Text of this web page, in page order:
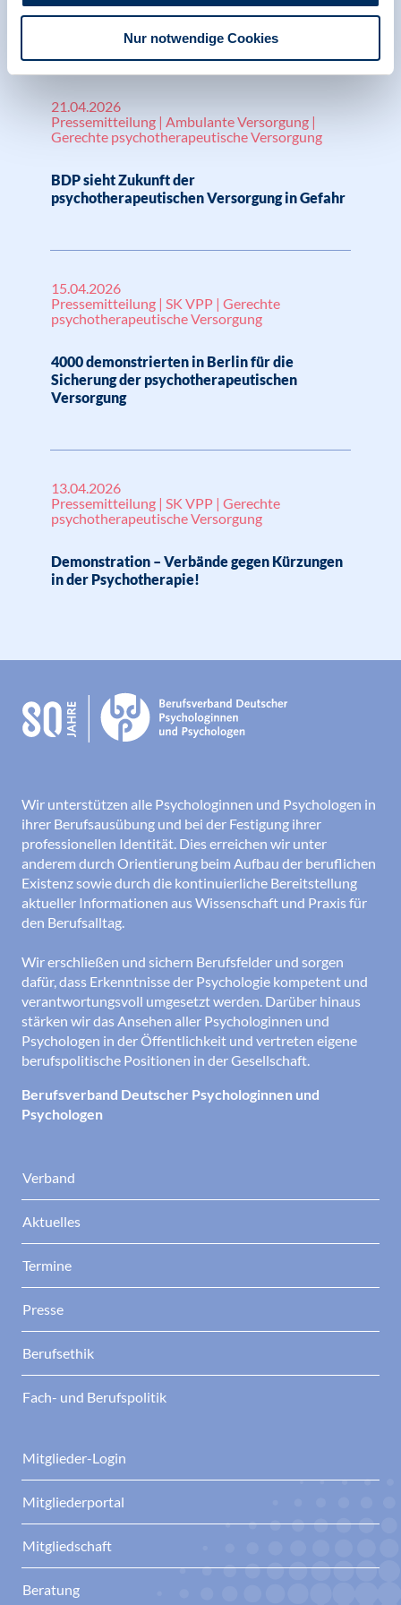
Nur notwendige Cookies
Versorgung psychisch erkrankter Menschen
21.04.2026
Pressemitteilung | Ambulante Versorgung |
Gerechte psychotherapeutische Versorgung
BDP sieht Zukunft der
psychotherapeutischen Versorgung in Gefahr
15.04.2026
Pressemitteilung | SK VPP | Gerechte
psychotherapeutische Versorgung
4000 demonstrierten in Berlin für die
Sicherung der psychotherapeutischen
Versorgung
13.04.2026
Pressemitteilung | SK VPP | Gerechte
psychotherapeutische Versorgung
Demonstration – Verbände gegen Kürzungen
in der Psychotherapie!
Wir unterstützen alle Psychologinnen und Psychologen in
ihrer Berufsausübung und bei der Festigung ihrer
professionellen Identität. Dies erreichen wir unter
anderem durch Orientierung beim Aufbau der beruflichen
Existenz sowie durch die kontinuierliche Bereitstellung
aktueller Informationen aus Wissenschaft und Praxis für
den Berufsalltag.
Wir erschließen und sichern Berufsfelder und sorgen
dafür, dass Erkenntnisse der Psychologie kompetent und
verantwortungsvoll umgesetzt werden. Darüber hinaus
stärken wir das Ansehen aller Psychologinnen und
Psychologen in der Öffentlichkeit und vertreten eigene
berufspolitische Positionen in der Gesellschaft.
Berufsverband Deutscher Psychologinnen und
Psychologen
Verband
Aktuelles
Termine
Presse
Berufsethik
Fach- und Berufspolitik
Mitglieder-Login
Mitgliederportal
Mitgliedschaft
Beratung